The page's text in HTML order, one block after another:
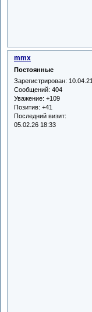
mmx
Постоянные
Зарегистрирован: 10.04.21
Сообщений: 404
Уважение: +109
Позитив: +41
Последний визит:
05.02.26 18:33